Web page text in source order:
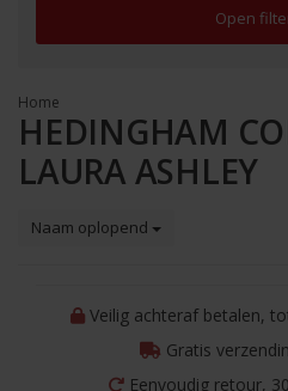
Open
Home
HEDINGHAM
LAURA ASHLEY
Naam oplopend
Veilig achteraf betalen,
Gratis
Eenvoudig retour,